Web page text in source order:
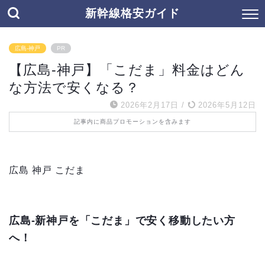
新幹線格安ガイド
広島-神戸 PR
【広島-神戸】「こだま」料金はどん
な方法で安くなる？
2026年2月17日 / 2026年5月12日
記事内に商品プロモーションを含みます
広島 神戸 こだま
広島-新神戸を「こだま」で安く移動したい方
へ！